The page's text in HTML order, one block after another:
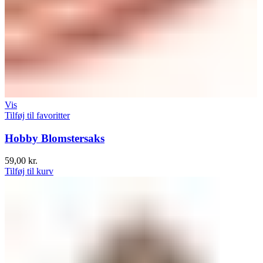
Vis
Tilføj til favoritter
Hobby Blomstersaks
59,00 kr.
Tilføj til kurv